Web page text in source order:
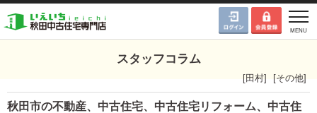
スタッフコラム
[田村] [その他]
秋田市の不動産、中古住宅、中古住宅リフォーム、中古住